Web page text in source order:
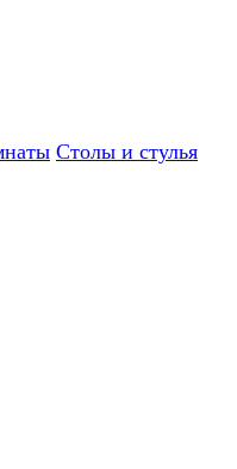
Столы и стулья